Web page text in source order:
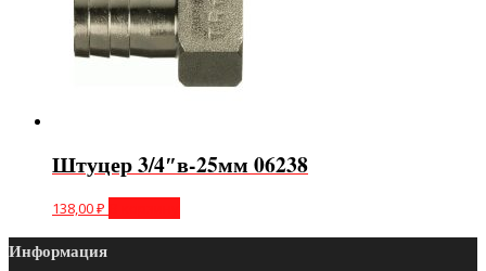
Штуцер 3/4″в-25мм 06238
138,00₽
Информация